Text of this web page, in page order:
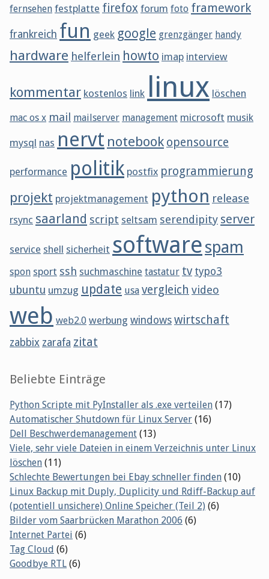
fernsehen festplatte firefox forum foto framework
frankreich fun geek google grenzgänger handy
hardware helferlein howto imap interview
kommentar kostenlos link linux löschen
mac os x mail mailserver management microsoft musik
mysql nas nervt notebook opensource
performance politik postfix programmierung
projekt projektmanagement python release
rsync saarland script seltsam serendipity server
service shell sicherheit softwarespam
spon sport ssh suchmaschine tastatur tv typo3
ubuntu umzug update usa vergleich video
web web2.0 werbung windows wirtschaft
zabbix zarafa zitat
Beliebte Einträge
Python Scripte mit PyInstaller als .exe verteilen (17)
Automatischer Shutdown für Linux Server (16)
Dell Beschwerdemanagement (13)
Viele, sehr viele Dateien in einem Verzeichnis unter Linux
löschen (11)
Schlechte Bewertungen bei Ebay schneller finden (10)
Linux Backup mit Duply, Duplicity und Rdiff-Backup auf
(potentiell unsichere) Online Speicher (Teil 2) (6)
Bilder vom Saarbrücken Marathon 2006 (6)
Internet Partei (6)
Tag Cloud (6)
Goodbye RTL (6)